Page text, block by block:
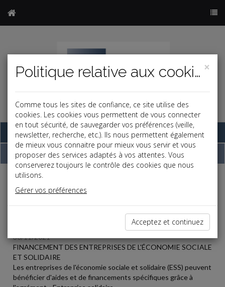
Base documentaire
Dépêches
Liste des dernières dépêches
30/11/2021
FINANCEMENT DES ENTREPRISES DE L'ÉCONOMIE SOCIALE
ET SOLIDAIRE
Les entreprises de l'économie sociale et solidaire (ESS) peuvent
bénéficier d'aides et de financements spécifiques grâce à
×
Politique relative aux cookies
Comme tous les sites de confiance, ce site utilise des
cookies. Les cookies vous permettent de vous connecter
en tout sécurité, de sauvegarder vos préférences (veille,
newsletter, recherche, etc.). Ils nous permettent également
de mieux vous connaitre pour mieux vous servir et vous
proposer des services adaptés à vos attentes. Vous
conserverez toujours le contrôle des cookies que nous
utilisons.
Gérer vos préférences
Acceptez et continuez